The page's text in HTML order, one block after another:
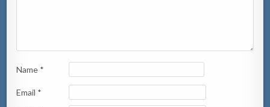
Name *
Email *